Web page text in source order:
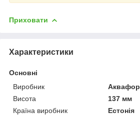
Приховати
Характеристики
Основні
Виробник
Аквафор
Висота
137 мм
Країна виробник
Естонія